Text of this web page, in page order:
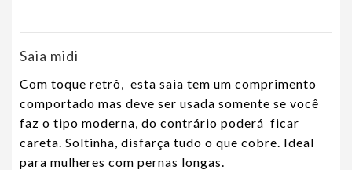
Saia midi
Com toque retrô, esta saia tem um comprimento
comportado mas deve ser usada somente se você
faz o tipo moderna, do contrário poderá ficar
careta. Soltinha, disfarça tudo o que cobre. Ideal
para mulheres com pernas longas.